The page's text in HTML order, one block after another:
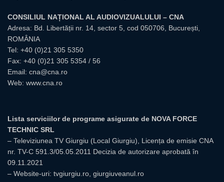
CONSILIUL NAȚIONAL AL AUDIOVIZUALULUI – CNA
Adresa: Bd. Libertății nr. 14, sector 5, cod 050706, București,
ROMÂNIA
Tel: +40 (0)21 305 5350
Fax: +40 (0)21 305 5354 / 56
Email: cna@cna.ro
Web: www.cna.ro
Lista serviciilor de programe asigurate de NOVA FORCE
TECHNIC SRL
– Televiziunea TV Giurgiu (Local Giurgiu), Licența de emisie CNA
nr. TV-C 591.3/05.05.2011 Decizia de autorizare aprobată în
09.11.2021
– Website-uri: tvgiurgiu.ro, giurgiuveanul.ro